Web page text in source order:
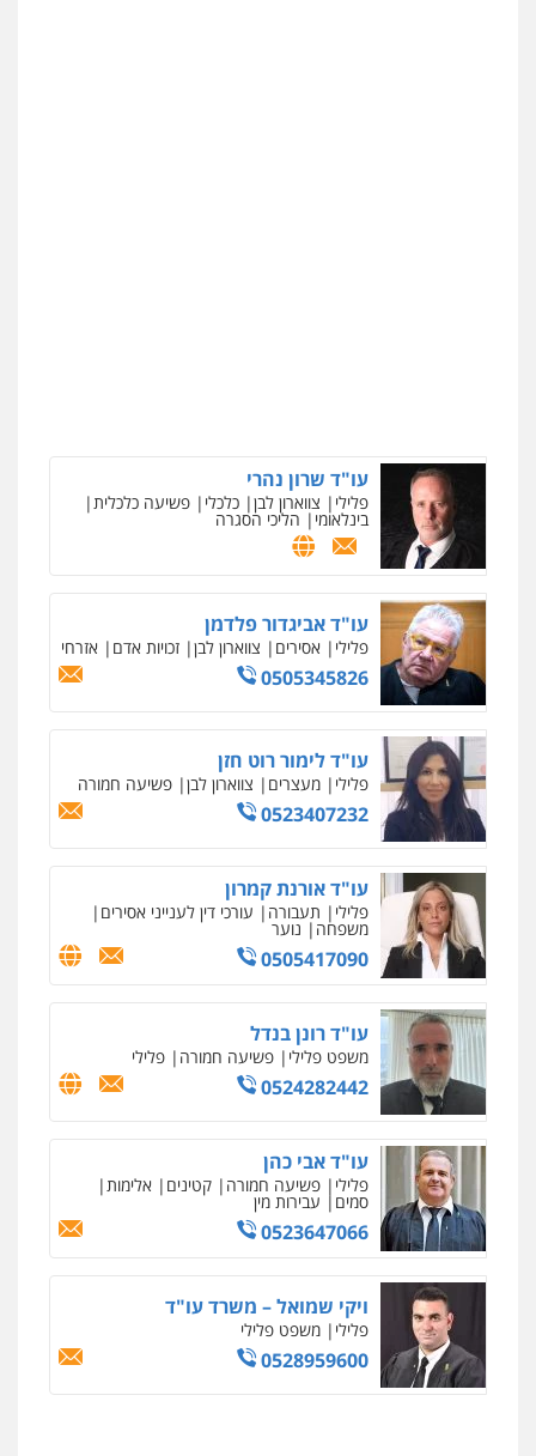
עו"ד שרון נהרי
פלילי צווארון לבן כלכלי פשיעה כלכלית
בינלאומי הליכי הסגרה
עו"ד אביגדור פלדמן
פלילי אסירים צווארון לבן זכויות אדם אזרחי
0505345826
עו"ד לימור רוט חזן
פלילי מעצרים צווארון לבן פשיעה חמורה
0523407232
עו"ד אורנת קמרון
פלילי תעבורה עורכי דין לענייני אסירים
משפחה נוער
0505417090
עו"ד רונן בנדל
משפט פלילי פשיעה חמורה פלילי
0524282442
עו"ד אבי כהן
פלילי פשיעה חמורה קטינים אלימות
סמים עבירות מין
0523647066
ויקי שמואל – משרד עו"ד
פלילי משפט פלילי
0528959600
ניר קידר – צלם
0504578527
0522508109
מקצועיים לעורכי דין
מרכז התחלה חדשה
0544500346
לעורכי דין
0504062539
עו"ד ד"ר אבי שקד
0544385337